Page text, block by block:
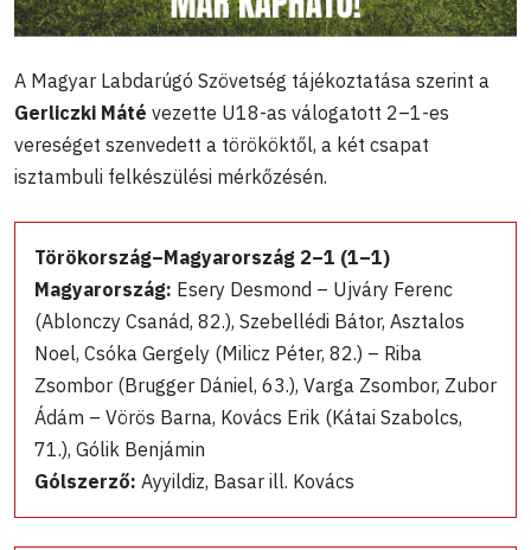
A Magyar Labdarúgó Szövetség tájékoztatása szerint a
Gerliczki Máté vezette U18-as válogatott 2–1-es
vereséget szenvedett a törököktől, a két csapat
isztambuli felkészülési mérkőzésén.
Törökország–Magyarország 2–1 (1–1)
Magyarország: Esery Desmond – Ujváry Ferenc
(Ablonczy Csanád, 82.), Szebellédi Bátor, Asztalos
Noel, Csóka Gergely (Milicz Péter, 82.) – Riba
Zsombor (Brugger Dániel, 63.), Varga Zsombor, Zubor
Ádám – Vörös Barna, Kovács Erik (Kátai Szabolcs,
71.), Gólik Benjámin
Gólszerző: Ayyildiz, Basar ill. Kovács